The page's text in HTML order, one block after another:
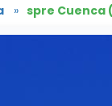
» spre Cuenca